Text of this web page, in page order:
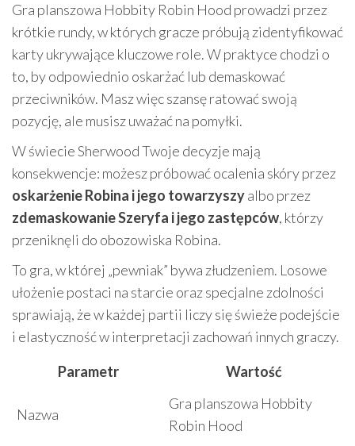
Gra planszowa Hobbity Robin Hood prowadzi przez
krótkie rundy, w których gracze próbują zidentyfikować
karty ukrywające kluczowe role. W praktyce chodzi o
to, by odpowiednio oskarżać lub demaskować
przeciwników. Masz więc szansę ratować swoją
pozycję, ale musisz uważać na pomyłki.
W świecie Sherwood Twoje decyzje mają
konsekwencje: możesz próbować ocalenia skóry przez
oskarżenie Robina i jego towarzyszyalbo przez
zdemaskowanie Szeryfa i jego zastępców, którzy
przeniknęli do obozowiska Robina.
To gra, w której „pewniak” bywa złudzeniem. Losowe
ułożenie postaci na starcie oraz specjalne zdolności
sprawiają, że w każdej partii liczy się świeże podejście
i elastyczność w interpretacji zachowań innych graczy.
Parametr
Wartość
Nazwa
Gra planszowa Hobbity
Robin Hood